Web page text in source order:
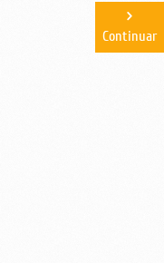
Continuar